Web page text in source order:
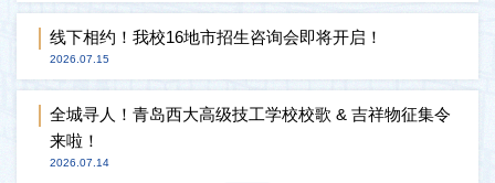
线下相约！我校16地市招生咨询会即将开启！
2026.07.15
全城寻人！青岛西大高级技工学校校歌 & 吉祥物征集令
来啦！
2026.07.14